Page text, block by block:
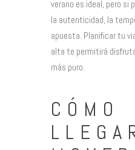
verano es ideal, pero si
la autenticidad, la
apuesta. Planificar tu
alta te permitirá
más puro.
CÓMO